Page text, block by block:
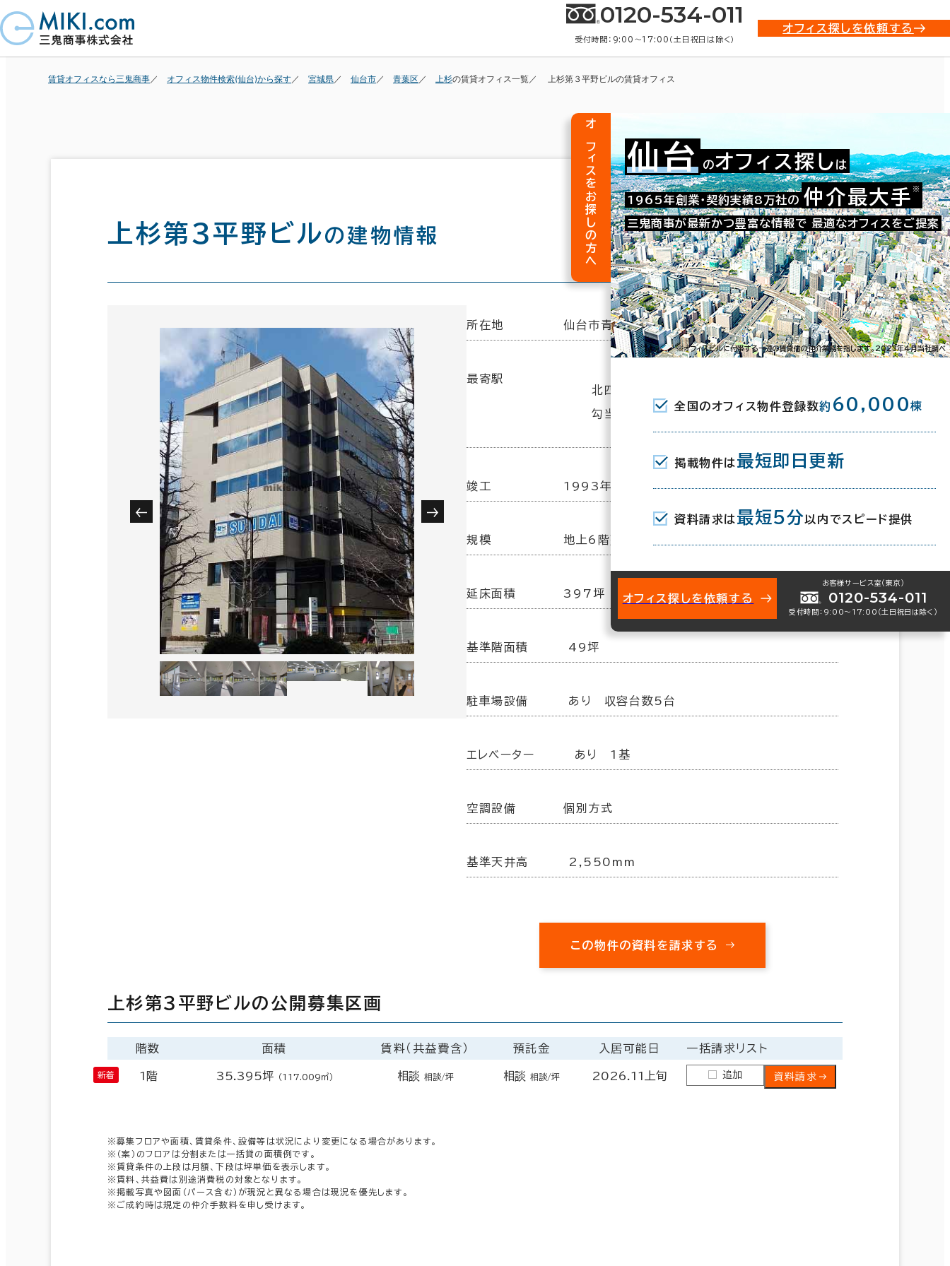
0120-534-011
受付時間：9:00〜17:00（土日祝日は除く）
オフィス探しを依頼する
賃貸オフィスなら三鬼商事 オフィス物件検索(仙台)から探す 宮城県 仙台市 青葉区 上杉の賃貸オフィス一覧 上杉第３平野ビルの賃貸オフィス
上杉第３平野ビルの建物情報
お問い合わせ番号：002-40288
所在地 仙台市青葉区上杉2-1-8
最寄駅
北四番丁駅(仙台市営南北線) 北1口 4分
勾当台公園駅(仙台市営南北線) 北1口 11分
竣工 1993年 1月
規模 地上6階建
延床面積 397坪
基準階面積 49坪
駐車場設備 あり 収容台数5台
エレベーター あり 1基
空調設備 個別方式
基準天井高 2,550mm
この物件の資料を請求する
上杉第３平野ビルの公開募集区画
階数 面積 賃料（共益費含） 預託金 入居可能日 一括請求リスト
1階 35.395坪 （117.009㎡） 相談 相談/坪 相談 相談/坪 2026.11上旬 追加 資料請求
※募集フロアや面積、賃貸条件、設備等は状況により変更になる場合があります。
※（案）のフロアは分割または一括貸の面積例です。
※賃貸条件の上段は月額、下段は坪単価を表示します。
※賃料、共益費は別途消費税の対象となります。
※掲載写真や図面（パース含む）が現況と異なる場合は現況を優先します。
※ご成約時は規定の仲介手数料を申し受けます。
オフィスをお探しの方へ 仙台 のオフィス探し は
1965年創業・契約実績8万社の 仲介最大手 ※
三鬼商事が最新かつ豊富な情報で 最適なオフィスをご提案
※オフィスビルに付帯する一連の賃貸借の仲介業務を指します。2023年4月当社調べ
全国のオフィス物件登録数約 60,000棟
掲載物件は 最短即日更新
資料請求は 最短5分 以内でスピード提供
オフィス探しを依頼する
お客様サービス室（東京）
0120-534-011
受付時間：9:00〜17:00（土日祝日は除く）